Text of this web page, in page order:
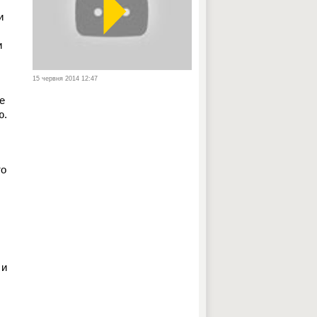
15 червня 2014 12:47